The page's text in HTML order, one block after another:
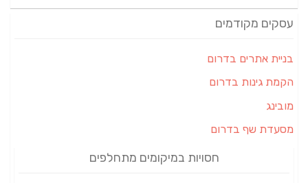
עסקים מקודמים
בניית אתרים בדרום
הקמת גינות בדרום
מובינג
מסעדת שף בדרום
חסויות במיקומים מתחלפים